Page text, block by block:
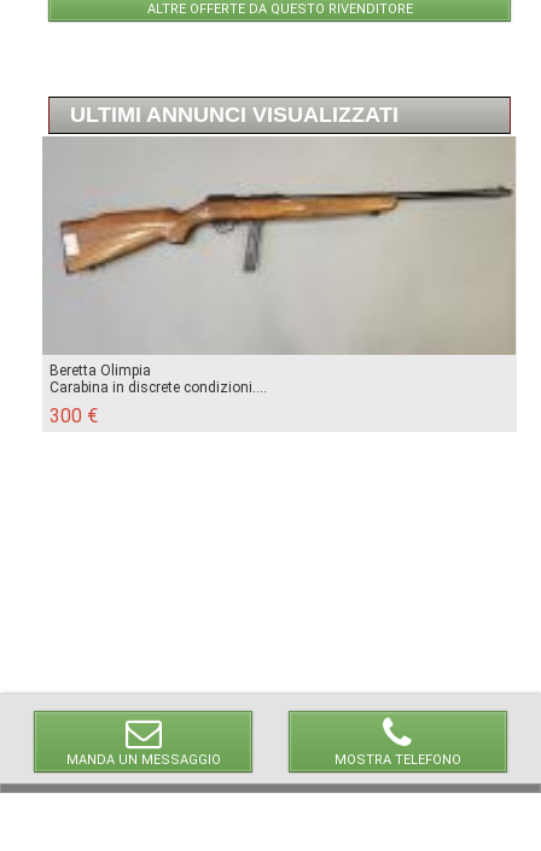
MANDA UN MESSAGGIO MOSTRA TELEFONO
ALTRE OFFERTE DA QUESTO RIVENDITORE
ULTIMI ANNUNCI VISUALIZZATI
Beretta Olimpia
Carabina in discrete condizioni....
300 €